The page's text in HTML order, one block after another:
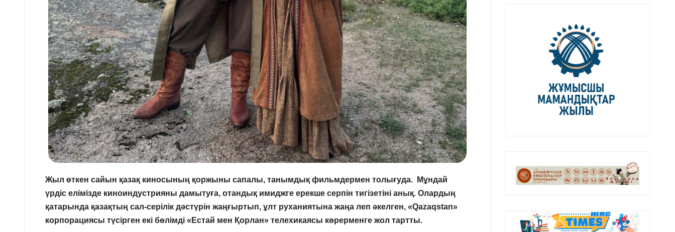
Жыл өткен сайын қазақ киносының қоржыны сапалы, танымдық фильмдермен толығуда. Мұндай
үрдіс елімізде киноиндустрияны дамытуға, отандық имиджге ерекше серпін тигізетіні анық. Олардың
қатарында қазақтың сал-серілік дәстүрін жаңғыртып, ұлт руханиятына жаңа леп әкелген, «Qazaqstan»
корпорациясы түсірген екі бөлімді «Естай мен Қорлан» телехикаясы көрерменге жол тартты.